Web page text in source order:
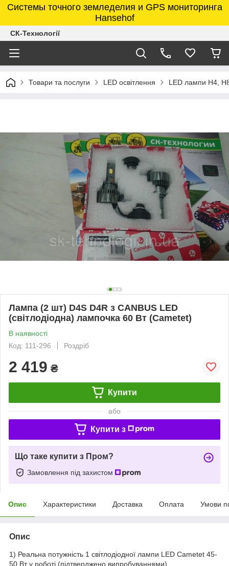
Системы точного земледелия и GPS мониторинга
Hansehof
СК-Технології
Товари та послуги LED освітлення LED лампи H4,
Лампа (2 шт) D4S D4R з CANBUS LED
(світлодіодна) лампочка 60 Вт (Cametet)
В наявності
Код: 111-296
Роздріб
2 419 ₴
Купити
або
Купити з
Що таке купити з Пром?
Замовлення під захистом
Опис Характеристики Доставка Оплата Умови
Опис
1) Реальна потужність 1 світлодіодної лампи LED Cametet 45-
50 Вт у роботі (підтверджено випробуваннями)